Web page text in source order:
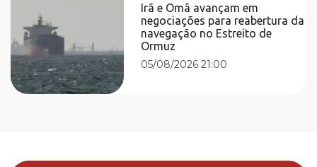
Irã e Omã avançam em
negociações para reabertura da
navegação no Estreito de
Ormuz
05/08/2026 21:00